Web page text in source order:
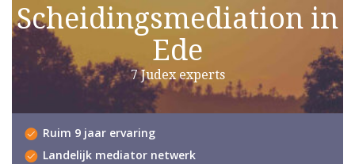
Scheidingsmediation in
Ede
7 Judex experts
Ruim 9 jaar ervaring
Landelijk mediator netwerk